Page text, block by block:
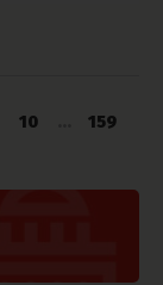
10
159